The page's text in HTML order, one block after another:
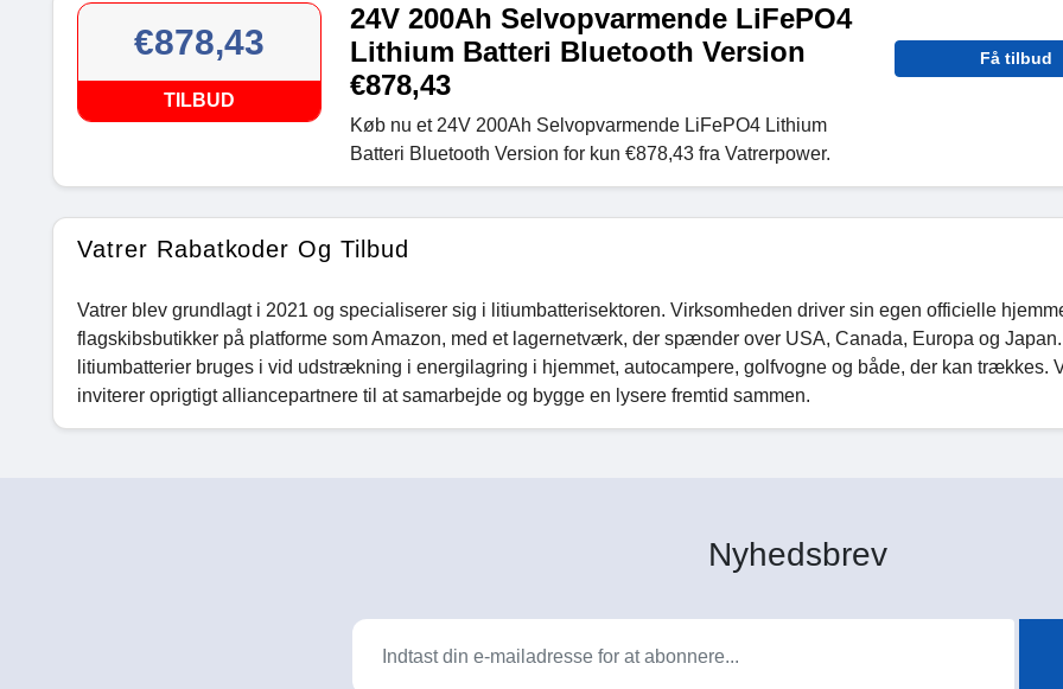
€878,43
TILBUD
24V 200Ah Selvopvarmende LiFePO4
Lithium Batteri Bluetooth Version
€878,43
Køb nu et 24V 200Ah Selvopvarmende LiFePO4 Lithium
Batteri Bluetooth Version for kun €878,43 fra Vatrerpower.
Få tilbud
Vatrer Rabatkoder Og Tilbud
Vatrer blev grundlagt i 2021 og specialiserer sig i litiumbatterisektoren. Virksomheden driver sin egen officielle
flagskibsbutikker på platforme som Amazon, med et lagernetværk, der spænder over USA, Canada, Europa og
litiumbatterier bruges i vid udstrækning i energilagring i hjemmet, autocampere, golfvogne og både, der kan trækkes.
inviterer oprigtigt alliancepartnere til at samarbejde og bygge en lysere fremtid sammen.
Nyhedsbrev